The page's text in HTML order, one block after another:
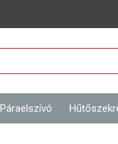
Páraelszívó